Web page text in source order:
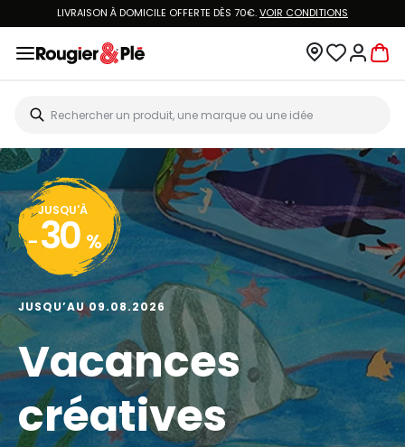
LIVRAISON À DOMICILE OFFERTE DÈS 70€.VOIR CONDITIONS
JUSQU'À
- 30 %
JUSQU’AU 09.08.2026
Vacances
créatives